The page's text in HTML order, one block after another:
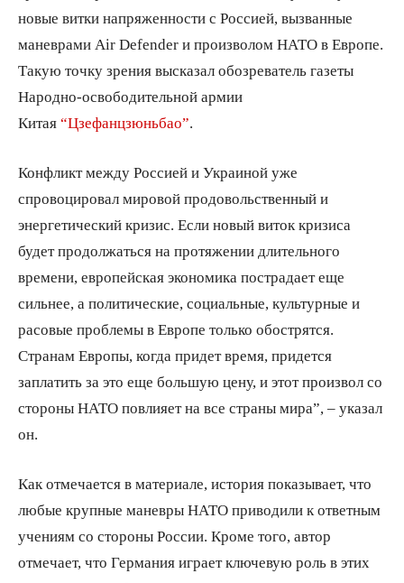
новые витки напряженности с Россией, вызванные
маневрами Air Defender и произволом НАТО в Европе.
Такую точку зрения высказал обозреватель газеты
Народно-освободительной армии
Китая “Цзефанцзюньбао”
Конфликт между Россией и Украиной уже
спровоцировал мировой продовольственный и
энергетический кризис. Если новый виток кризиса
будет продолжаться на протяжении длительного
времени, европейская экономика пострадает еще
сильнее, а политические, социальные, культурные и
расовые проблемы в Европе только обострятся.
Странам Европы, когда придет время, придется
заплатить за это еще большую цену, и этот произвол со
стороны НАТО повлияет на все страны мира”, – указал
он.
Как отмечается в материале, история показывает, что
любые крупные маневры НАТО приводили к ответным
учениям со стороны России. Кроме того, автор
отмечает, что Германия играет ключевую роль в этих